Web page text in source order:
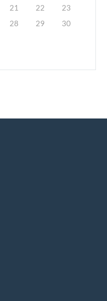
21 22
23
28 29
30